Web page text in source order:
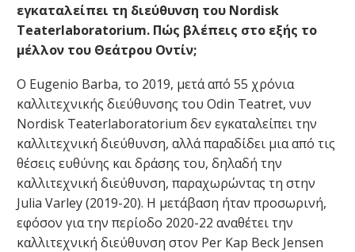
εγκαταλείπει τη διεύθυνση του Nordisk
Teaterlaboratorium. Πώς βλέπεις στο εξής το
μέλλον του Θεάτρου Οντίν;
Ο Eugenio Barba, το 2019, μετά από 55 χρόνια
καλλιτεχνικής διεύθυνσης του Odin Teatret, νυν
Nordisk Teaterlaboratorium δεν εγκαταλείπει την
καλλιτεχνική διεύθυνση, αλλά παραδίδει μια από τις
θέσεις ευθύνης και δράσης του, δηλαδή την
καλλιτεχνική διεύθυνση, παραχωρώντας τη στην
Julia Varley (2019-20). Η μετάβαση ήταν προσωρινή,
εφόσον για την περίοδο 2020-22 αναθέτει την
καλλιτεχνική διεύθυνση στον Per Kap Beck Jensen